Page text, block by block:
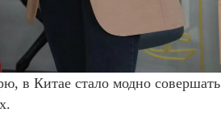
в Китае стало модно совершать